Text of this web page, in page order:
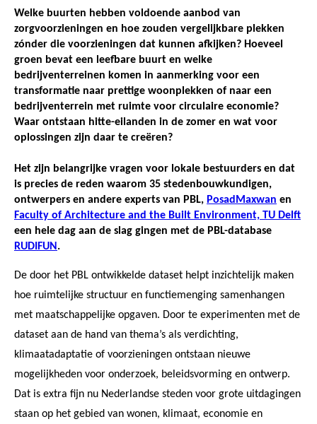
Welke buurten hebben voldoende aanbod van
zorgvoorzieningen en hoe zouden vergelijkbare plekken
zónder die voorzieningen dat kunnen afkijken? Hoeveel
groen bevat een leefbare buurt en welke
bedrijventerreinen komen in aanmerking voor een
transformatie naar prettige woonplekken of naar een
bedrijventerrein met ruimte voor circulaire economie?
Waar ontstaan hitte-eilanden in de zomer en wat voor
oplossingen zijn daar te creëren?
Het zijn belangrijke vragen voor lokale bestuurders en dat
is precies de reden waarom 35 stedenbouwkundigen,
ontwerpers en andere experts van PBL, PosadMaxwan en
Faculty of Architecture and the Built Environment, TU Delft
een hele dag aan de slag gingen met de PBL-database
RUDIFUN.
De door het PBL ontwikkelde dataset helpt inzichtelijk maken
hoe ruimtelijke structuur en functiemenging samenhangen
met maatschappelijke opgaven. Door te experimenten met de
dataset aan de hand van thema’s als verdichting,
klimaatadaptatie of voorzieningen ontstaan nieuwe
mogelijkheden voor onderzoek, beleidsvorming en ontwerp.
Dat is extra fijn nu Nederlandse steden voor grote uitdagingen
staan op het gebied van wonen, klimaat, economie en